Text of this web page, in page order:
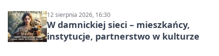
12 sierpnia 2026, 16:30
W damnickiej sieci – mieszkańcy,
instytucje, partnerstwo w kulturze